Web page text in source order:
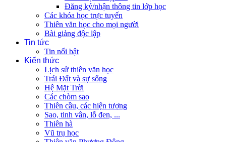
Đăng ký/nhận thông tin lớp học
Các khóa học trực tuyến
Thiên văn học cho mọi người
Bài giảng độc lập
Tin tức
Tin nổi bật
Kiến thức
Lịch sử thiên văn học
Trái Đất và sự sống
Hệ Mặt Trời
Các chòm sao
Thiên cầu, các hiện tượng
Sao, tinh vân, lỗ đen, ...
Thiên hà
Vũ trụ học